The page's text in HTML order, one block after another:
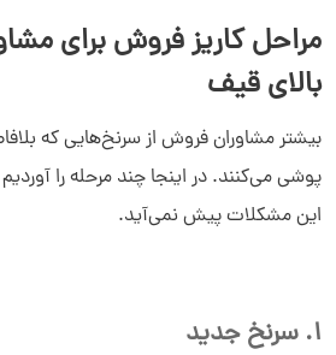
مراحل کاریز فروش برای
بالای قیف
بیشتر مشاوران فروش از سرنخ‌هایی که
پوشی می‌کنند. در اینجا چند مرحله را آوردیم
این مشکلات پیش نمی‌آید.
1. سرنخ جدید